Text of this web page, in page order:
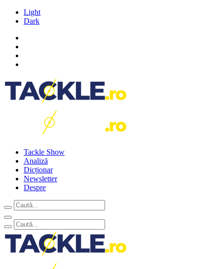
Light
Dark
Tackle Show
Analiză
Dicționar
Newsletter
Despre